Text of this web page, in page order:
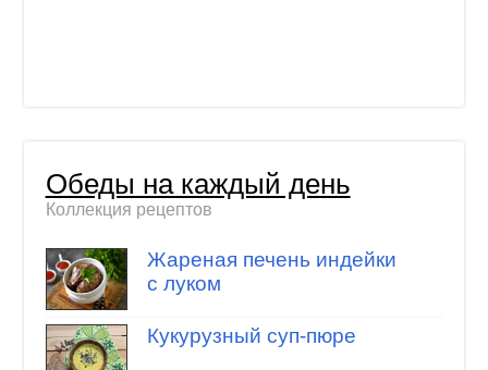
Обеды на каждый день
Коллекция рецептов
Жареная печень индейки
с луком
Кукурузный суп-пюре